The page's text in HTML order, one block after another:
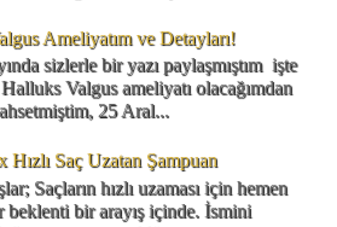
Ameliyatım ve Detayları!
sizlerle bir yazı paylaşmıştım işte
Valgus ameliyatı olacağımdan
25 Aral...
Hızlı Saç Uzatan Şampuan
Saçların hızlı uzaması için hemen
beklenti bir arayış içinde. İsmini